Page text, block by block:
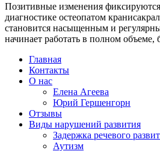
Позитивные изменения
диагностике остеопатом
становится насыщенным и
начинает работать в полном объеме,
Главная
Контакты
О нас
Елена Агеева
Юрий Гершенгорн
Отзывы
Виды нарушений развития
Задержка речевого
Аутизм